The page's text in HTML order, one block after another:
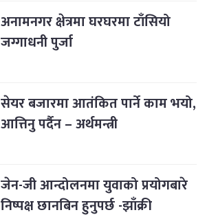
अनामनगर क्षेत्रमा घरघरमा टाँसियो
जग्गाधनी पुर्जा
सेयर बजारमा आतंकित पार्ने काम भयो,
आत्तिनु पर्दैन – अर्थमन्त्री
जेन-जी आन्दोलनमा युवाको प्रयोगबारे
निष्पक्ष छानबिन हुनुपर्छ -झाँक्री